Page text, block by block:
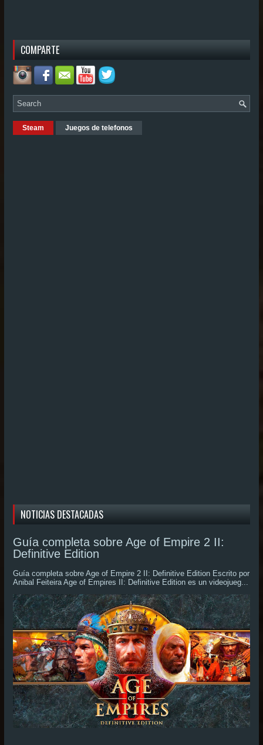
COMPARTE
Steam Juegos de telefonos
NOTICIAS DESTACADAS
Guía completa sobre Age of Empire 2 II:
Definitive Edition
Guía completa sobre Age of Empire 2 II: Definitive Edition Escrito por
Anibal Feiteira Age of Empires II: Definitive Edition es un videojueg...